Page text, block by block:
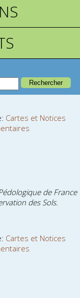
Cartes et Notices
de France
des Sols.
Cartes et Notices